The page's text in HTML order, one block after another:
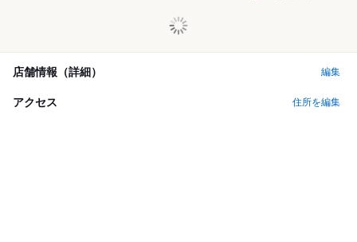
店舗情報（詳細） 編集
アクセス 住所を編集